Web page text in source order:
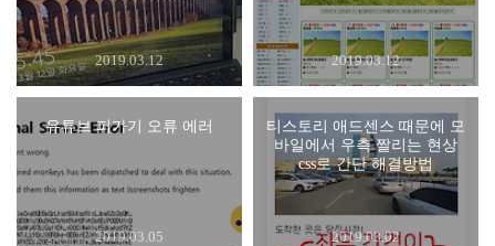
2019.03.12 2019.03.12
유튜브 퍼가기 오류 에러
2019.03.05
티스토리 애드센스 때문에 모
바일에서 우측 짤리는 현상
css로 간단 해결방법
2019.03.02